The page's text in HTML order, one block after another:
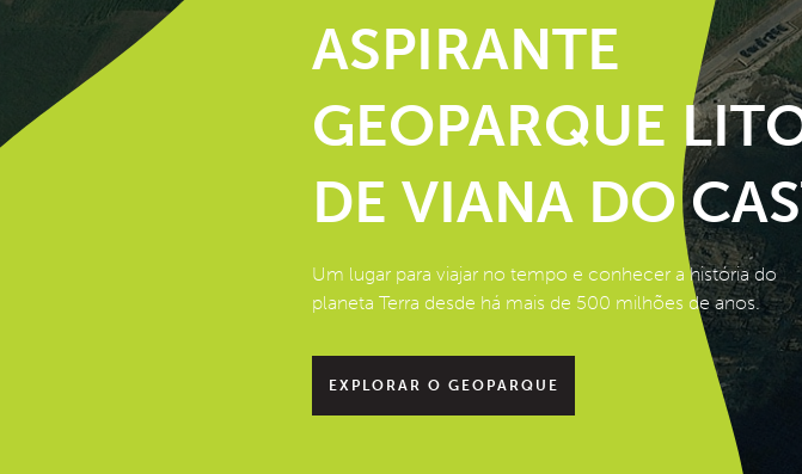
ASPIRANTE
GEOPARQUE
DE VIANA DO
Um lugar para viajar no tempo e conhecer a história do
planeta Terra desde há mais de 500 milhões de anos.
EXPLORAR O GEOPARQUE